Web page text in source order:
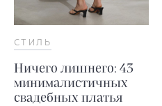
СТИЛЬ
Ничего лишнего: 43
минималистичных
свадебных платья